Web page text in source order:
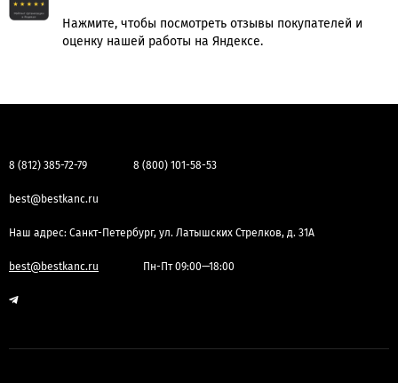
Нажмите, чтобы посмотреть отзывы покупателей и
оценку нашей работы на Яндексе.
8 (812) 385-72-79 8 (800) 101-58-53
best@bestkanc.ru
Наш адрес: Санкт-Петербург, ул. Латышских Стрелков, д. 31А
best@bestkanc.ru Пн-Пт 09:00—18:00